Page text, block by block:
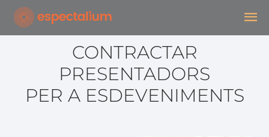
CONTRACTAR
PRESENTADORS
PER A ESDEVENIMENTS